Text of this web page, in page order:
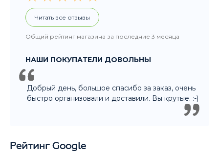
Читать все отзывы
Общий рейтинг магазина за последние 3 месяца
НАШИ ПОКУПАТЕЛИ ДОВОЛЬНЫ
Добрый день, большое спасибо за заказ, очень
быстро организовали и доставили. Вы крутые. :-)
Рейтинг Google